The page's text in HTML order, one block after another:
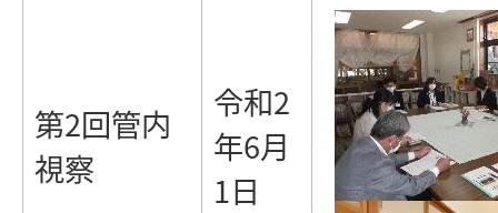
第2回管内
視察
令和2
年6月
1日